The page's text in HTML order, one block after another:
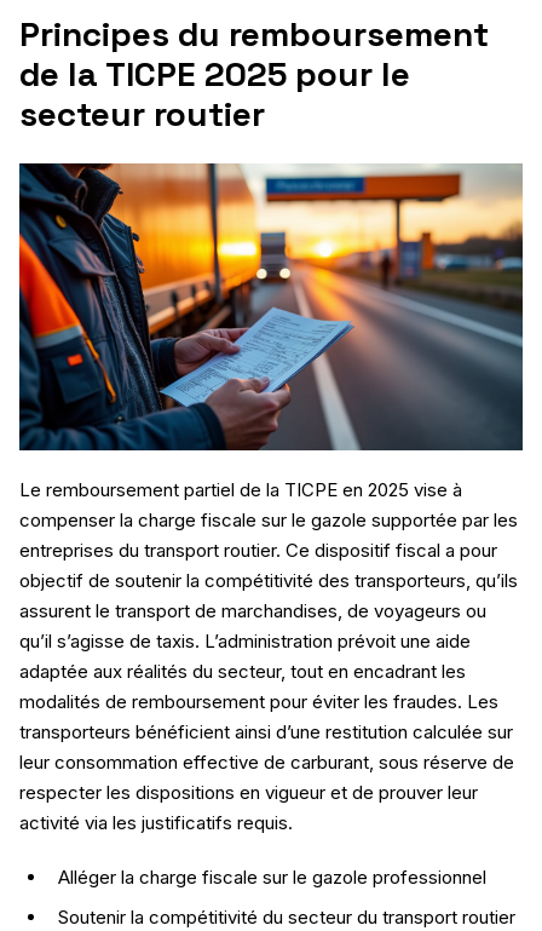
Principes du remboursement
de la TICPE 2025 pour le
secteur routier
Le remboursement partiel de la TICPE en 2025 vise à
compenser la charge fiscale sur le gazole supportée par les
entreprises du transport routier. Ce dispositif fiscal a pour
objectif de soutenir la compétitivité des transporteurs, qu’ils
assurent le transport de marchandises, de voyageurs ou
qu’il s’agisse de taxis. L’administration prévoit une aide
adaptée aux réalités du secteur, tout en encadrant les
modalités de remboursement pour éviter les fraudes. Les
transporteurs bénéficient ainsi d’une restitution calculée sur
leur consommation effective de carburant, sous réserve de
respecter les dispositions en vigueur et de prouver leur
activité via les justificatifs requis.
Alléger la charge fiscale sur le gazole professionnel
Soutenir la compétitivité du secteur du transport routier